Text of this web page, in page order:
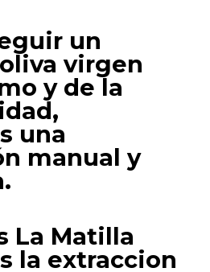
un
virgen
y de la
una
manual y
La Matilla
la extraccion